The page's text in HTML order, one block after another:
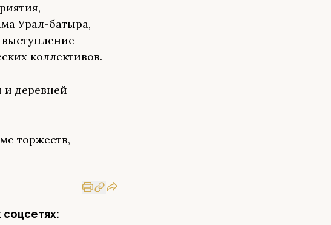
Урал-батыра,
коллективов.
и деревней
торжеств,